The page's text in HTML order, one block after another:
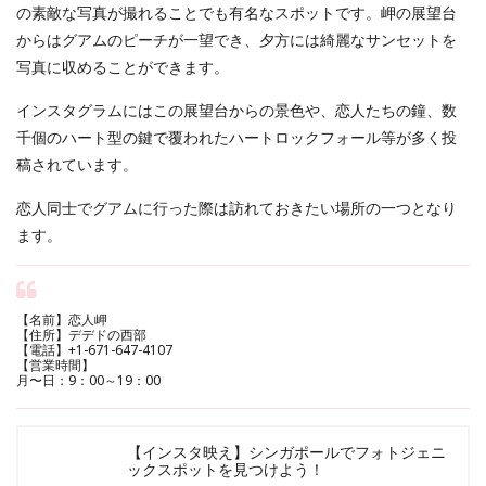
の素敵な写真が撮れることでも有名なスポットです。岬の展望台
からはグアムのピーチが一望でき、夕方には綺麗なサンセットを
写真に収めることができます。
インスタグラムにはこの展望台からの景色や、恋人たちの鐘、数
千個のハート型の鍵で覆われたハートロックフォール等が多く投
稿されています。
恋人同士でグアムに行った際は訪れておきたい場所の一つとなり
ます。
【名前】恋人岬
【住所】デデドの西部
【電話】+1-671-647-4107
【営業時間】
月〜日：9：00～19：00
【インスタ映え】シンガポールでフォトジェニ
ックスポットを見つけよう！